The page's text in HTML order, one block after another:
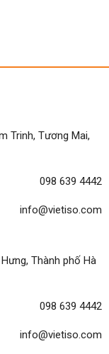
Trinh, Tương Mai,
098 639 4442
info@vietiso.com
Thành phố Hà
098 639 4442
info@vietiso.com